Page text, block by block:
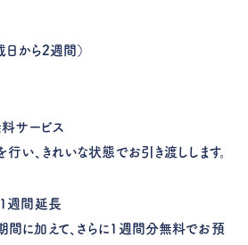
から2週間）
料サービス
い、きれいな状態でお引き渡しします。
週間延長
に加えて、さらに 1週間分無料でお預